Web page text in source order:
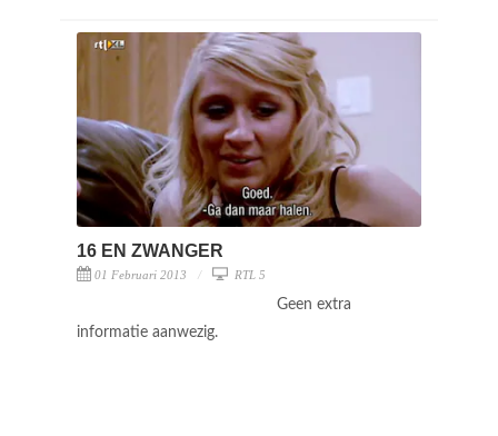
16 EN ZWANGER
01 Februari 2013 RTL 5
Geen extra
informatie aanwezig.